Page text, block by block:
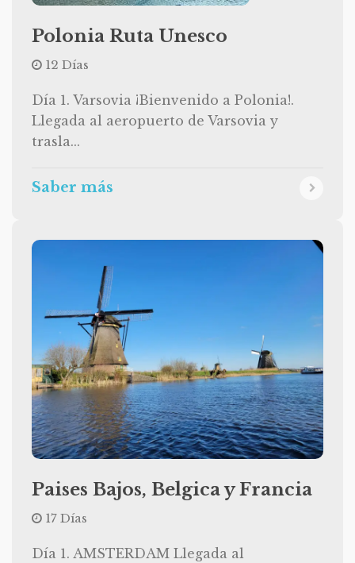
Polonia Ruta Unesco
12 Días
Día 1. Varsovia ¡Bienvenido a Polonia!.
Llegada al aeropuerto de Varsovia y
trasla...
Saber más
Paises Bajos, Belgica y Francia
17 Días
Día 1. AMSTERDAM Llegada al